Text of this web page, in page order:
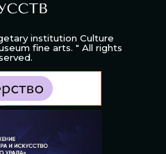
institution Culture
fine arts. " All rights